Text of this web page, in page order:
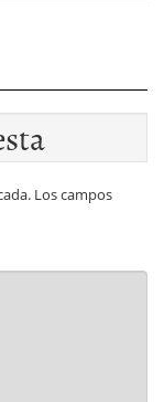
Los campos